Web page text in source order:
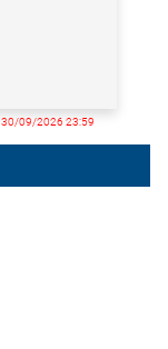
30/09/2026 23:59